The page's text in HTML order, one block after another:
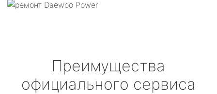
Преимущества
официального сервиса